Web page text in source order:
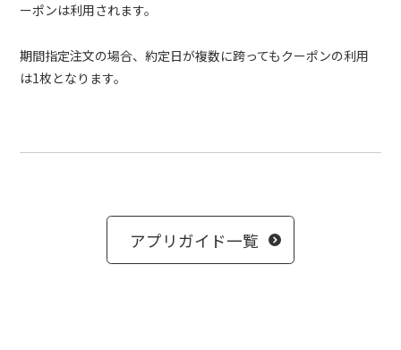
ーポンは利用されます。
期間指定注文の場合、約定日が複数に跨ってもクーポンの利用
は1枚となります。
アプリガイド一覧